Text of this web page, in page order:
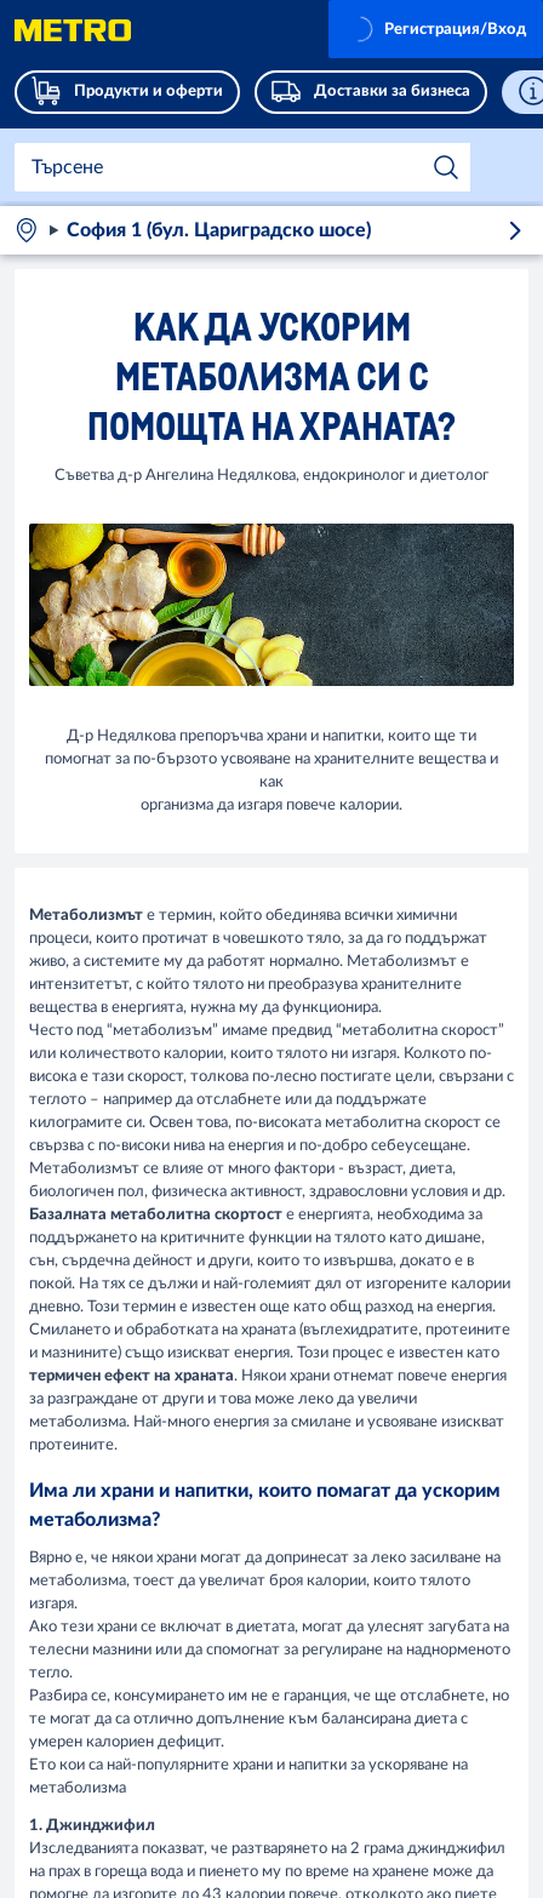
Продукти и оферти Доставки за бизнеса
Регистрация/Вход
София 1 (бул. Цариградско шосе)
KАК ДА УСКОРИМ
МЕТАБОЛИЗМА СИ С
ПОМОЩТА НА ХРАНАТА?
Съветва д-р Ангелина Недялкова, ендокринолог и диетолог
Д-р Недялкова препоръчва храни и напитки, които ще ти
помогнат за по-бързото усвояване на хранителните вещества и
как
организма да изгаря повече калории.
Метаболизмът е термин, който обединява всички химични
процеси, които протичат в човешкото тяло, за да го поддържат
живо, а системите му да работят нормално. Метаболизмът е
интензитетът, с който тялото ни преобразува хранителните
вещества в енергията, нужна му да функционира.
Често под “метаболизъм” имаме предвид “метаболитна скорост”
или количеството калории, които тялото ни изгаря. Колкото по-
висока е тази скорост, толкова по-лесно постигате цели, свързани с
теглото – например да отслабнете или да поддържате
килограмите си. Освен това, по-високата метаболитна скорост се
свързва с по-високи нива на енергия и по-добро себеусещане.
Метаболизмът се влияе от много фактори - възраст, диета,
биологичен пол, физическа активност, здравословни условия и др.
Базалната метаболитна скортост е енергията, необходима за
поддържането на критичните функции на тялото като дишане,
сън, сърдечна дейност и други, които то извършва, докато е в
покой. На тях се дължи и най-големият дял от изгорените калории
дневно. Този термин е известен още като общ разход на енергия.
Смилането и обработката на храната (въглехидратите, протеините
и мазнините) също изискват енергия. Този процес е известен като
термичен ефект на храната. Някои храни отнемат повече енергия
за разграждане от други и това може леко да увеличи
метаболизма. Най-много енергия за смилане и усвояване изискват
протеините.
Има ли храни и напитки, които помагат да ускорим
метаболизма?
Вярно е, че някои храни могат да допринесат за леко засилване на
метаболизма, тоест да увеличат броя калории, които тялото
изгаря.
Ако тези храни се включат в диетата, могат да улеснят загубата на
телесни мазнини или да спомогнат за регулиране на наднорменото
тегло.
Разбира се, консумирането им не е гаранция, че ще отслабнете, но
те могат да са отлично допълнение към балансирана диета с
умерен калориен дефицит.
Ето кои са най-популярните храни и напитки за ускоряване на
метаболизма
1. Джинджифил
Изследванията показват, че разтварянето на 2 грама джинджифил
на прах в гореща вода и пиенето му по време на хранене може да
помогне да изгорите до 43 калории повече, отколкото ако пиете